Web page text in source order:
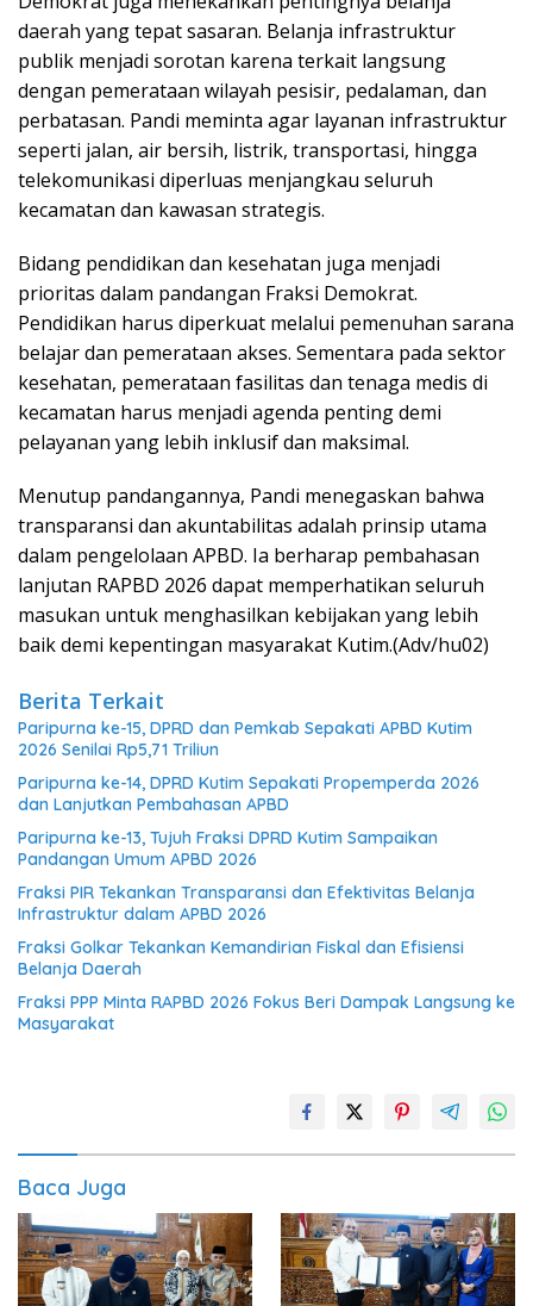
daerah yang tepat sasaran. Belanja infrastruktur
publik menjadi sorotan karena terkait langsung
dengan pemerataan wilayah pesisir, pedalaman, dan
perbatasan. Pandi meminta agar layanan infrastruktur
seperti jalan, air bersih, listrik, transportasi, hingga
telekomunikasi diperluas menjangkau seluruh
kecamatan dan kawasan strategis.
Bidang pendidikan dan kesehatan juga menjadi
prioritas dalam pandangan Fraksi Demokrat.
Pendidikan harus diperkuat melalui pemenuhan sarana
belajar dan pemerataan akses. Sementara pada sektor
kesehatan, pemerataan fasilitas dan tenaga medis di
kecamatan harus menjadi agenda penting demi
pelayanan yang lebih inklusif dan maksimal.
Menutup pandangannya, Pandi menegaskan bahwa
transparansi dan akuntabilitas adalah prinsip utama
dalam pengelolaan APBD. Ia berharap pembahasan
lanjutan RAPBD 2026 dapat memperhatikan seluruh
masukan untuk menghasilkan kebijakan yang lebih
baik demi kepentingan masyarakat Kutim.(Adv/hu02)
Berita Terkait
Paripurna ke-15, DPRD dan Pemkab Sepakati APBD Kutim
2026 Senilai Rp5,71 Triliun
Paripurna ke-14, DPRD Kutim Sepakati Propemperda 2026
dan Lanjutkan Pembahasan APBD
Paripurna ke-13, Tujuh Fraksi DPRD Kutim Sampaikan
Pandangan Umum APBD 2026
Fraksi PIR Tekankan Transparansi dan Efektivitas Belanja
Infrastruktur dalam APBD 2026
Fraksi Golkar Tekankan Kemandirian Fiskal dan Efisiensi
Belanja Daerah
Fraksi PPP Minta RAPBD 2026 Fokus Beri Dampak Langsung ke
Masyarakat
Baca Juga